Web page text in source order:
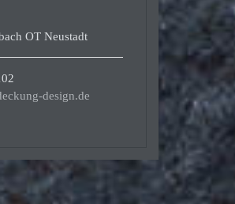
OT Neustadt
design.de